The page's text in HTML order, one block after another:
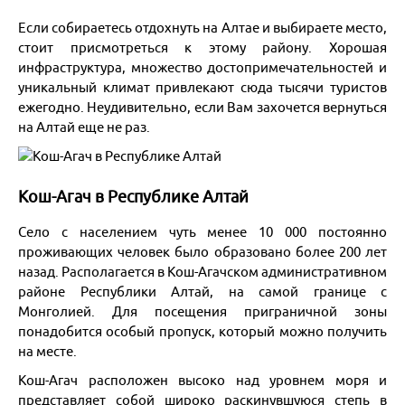
+7 (923) 245-30-77
для экстренной связи
Все контакты
Гостиницы
Доставка
Экскурсии из Новосибирска
Сборные группы
Организованные группы
Белокуриха
Яровое
Черное море
Подарочный сертификат
Бонусная программа для клиентов
Наши Партнеры
О нас
Если собираетесь отдохнуть на Алтае и выбираете место,
стоит присмотреться к этому району. Хорошая
инфраструктура, множество достопримечательностей и
уникальный климат привлекают сюда тысячи туристов
ежегодно. Неудивительно, если Вам захочется вернуться
на Алтай еще не раз.
Кош-Агач в Республике Алтай
Село с населением чуть менее 10 000 постоянно
проживающих человек было образовано более 200 лет
назад. Располагается в Кош-Агачском административном
районе Республики Алтай, на самой границе с
Монголией. Для посещения приграничной зоны
понадобится особый пропуск, который можно получить
на месте.
Кош-Агач расположен высоко над уровнем моря и
представляет собой широко раскинувшуюся степь в